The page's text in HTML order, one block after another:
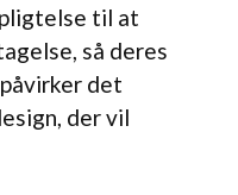
til at
så deres
det
der vil